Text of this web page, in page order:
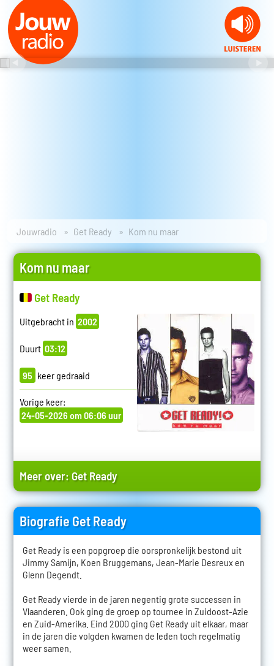
Jouwradio Get Ready Kom nu maar
Kom nu maar
Get Ready
Uitgebracht in 2002
Duurt 03:12
95 keer gedraaid
Vorige keer:
24-05-2026 om 06:06 uur
Meer over: Get Ready
Biografie Get Ready
Get Ready is een popgroep die oorspronkelijk bestond uit
Jimmy Samijn, Koen Bruggemans, Jean-Marie Desreux en
Glenn Degendt.
Get Ready vierde in de jaren negentig grote successen in
Vlaanderen. Ook ging de groep op tournee in Zuidoost-Azie
en Zuid-Amerika. Eind 2000 ging Get Ready uit elkaar, maar
in de jaren die volgden kwamen de leden toch regelmatig
weer samen.